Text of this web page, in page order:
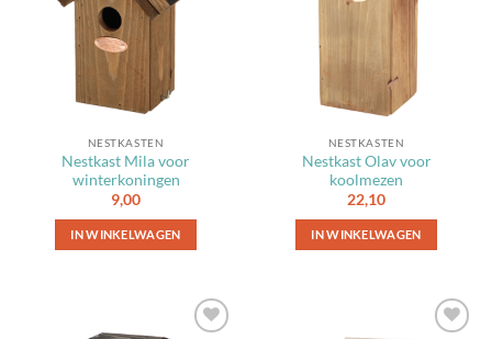
NESTKASTEN
Nestkast Mila voor
winterkoningen
9,00
IN WINKELWAGEN
NESTKASTEN
Nestkast Olav voor
koolmezen
22,10
IN WINKELWAGEN